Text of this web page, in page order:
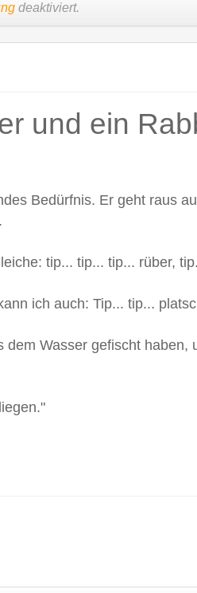
deaktiviert.
und ein
Bedürfnis. Er geht raus
tip... tip... tip... rüber,
ich auch: Tip... tip...
Wasser gefischt haben,